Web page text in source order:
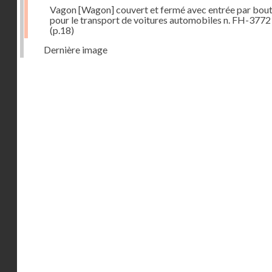
Vagon [Wagon] couvert et fermé avec entrée par
pour le transport de voitures automobiles n. FH-3772
(p.18)
Dernière image